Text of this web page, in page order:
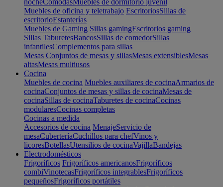
nocheComodasMuebles de dormitorio juvenil
Muebles de oficina y teletrabajo EscritoriosSillas de
escritorioEstanterías
Muebles de Gaming Sillas gamingEscritorios gaming
Sillas TaburetesBancosSillas de comedorSillas
infantilesComplementos para sillas
Mesas Conjuntos de mesas y sillasMesas extensiblesMesas
altasMesas multiusos
Cocina
Muebles de cocina Muebles auxiliares de cocinaArmarios de
cocinaConjuntos de mesas y sillas de cocinaMesas de
cocinaSillas de cocinaTaburetes de cocinaCocinas
modularesCocinas completas
Cocinas a medida
Accesorios de cocina MenajeServicio de
mesaCuberteríaCuchillos para chefVinos y
licoresBotellasUtensilios de cocinaVajillaBandejas
Electrodomésticos
Frigoríficos Frigoríficos americanosFrigoríficos
combiVinotecasFrigoríficos integrablesFrigoríficos
pequeñosFrigoríficos portátiles